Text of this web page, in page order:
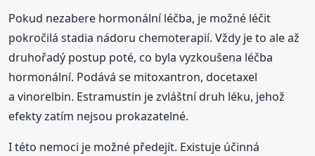
Pokud nezabere hormonální léčba, je možné léčit
pokročilá stadia nádoru chemoterapií. Vždy je to ale až
druhořadý postup poté, co byla vyzkoušena léčba
hormonální. Podává se mitoxantron, docetaxel
a vinorelbin. Estramustin je zvláštní druh léku, jehož
efekty zatím nejsou prokazatelné.
I této nemoci je možné předejít. Existuje účinná